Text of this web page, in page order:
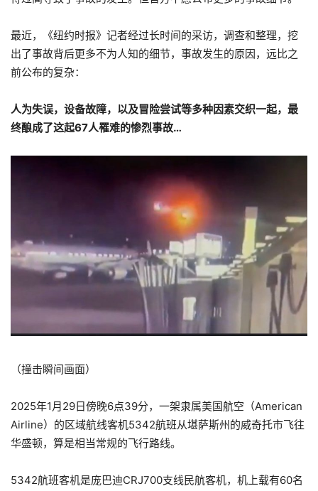
最近，《纽约时报》记者经过长时间的采访，调查和整理，挖
出了事故背后更多不为人知的细节，事故发生的原因，远比之
前公布的复杂：
人为失误，设备故障，以及冒险尝试等多种因素交织一起，最
终酿成了这起67人罹难的惨烈事故…
（撞击瞬间画面）
2025年1月29日傍晚6点39分，一架隶属美国航空（American
Airline）的区域航线客机5342航班从堪萨斯州的威奇托市飞往
华盛顿，算是相当常规的飞行路线。
5342航班客机是庞巴迪CRJ700支线民航客机，机上载有60名